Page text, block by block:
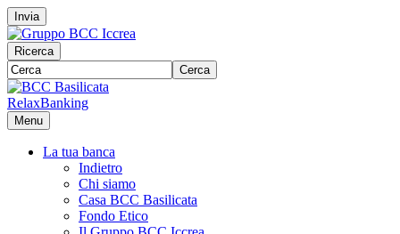
Invia
Ricerca
Cerca
RelaxBanking
Menu
La tua banca
Indietro
Chi siamo
Casa BCC Basilicata
Fondo Etico